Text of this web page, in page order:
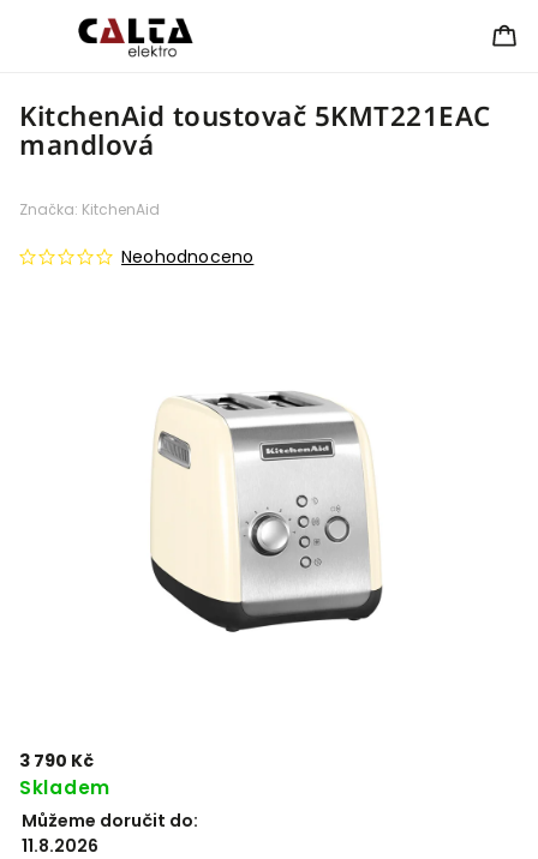
KitchenAid toustovač 5KMT221EAC
mandlová
Neohodnoceno
Značka: KitchenAid
3 790 Kč
Skladem
Můžeme doručit do:
11.8.2026